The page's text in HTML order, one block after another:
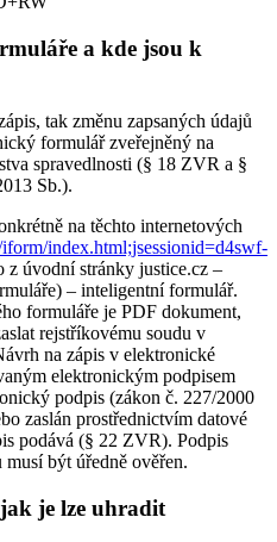
a kde jsou k
tak změnu zapsaných údajů
formulář zveřejněný na
spravedlnosti (§ 18 ZVR a §
Sb.).
na těchto internetových
iform/index.html;jsessionid=d4swf-
z úvodní stránky justice.cz –
– inteligentní formulář.
formuláře je PDF dokument,
rejstříkovému soudu v
na zápis v elektronické
elektronickým podpisem
podpis (zákon č. 227/2000
zaslán prostřednictvím datové
podává (§ 22 ZVR). Podpis
být úředně ověřen.
je lze uhradit